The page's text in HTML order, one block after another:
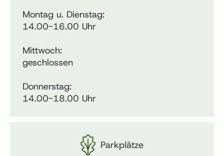
Montag u. Dienstag:
14.00-16.00 Uhr
Mittwoch:
geschlossen
Donnerstag:
14.00-18.00 Uhr
Parkplätze